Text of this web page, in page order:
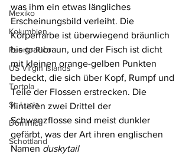
Mexiko
Kolumbien
Puerto Rico
US Virgin Islands
Tortola
St. Lucia
Dominica
Schottland
was ihm ein etwas längliches
Erscheinungsbild verleiht. Die
Körperfarbe ist überwiegend bräunlich
bis graubraun, und der Fisch ist dicht
mit kleinen orange-gelben Punkten
bedeckt, die sich über Kopf, Rumpf und
Teile der Flossen erstrecken. Die
hinteren zwei Drittel der
Schwanzflosse sind meist dunkler
gefärbt, was der Art ihren englischen
Namen duskytail